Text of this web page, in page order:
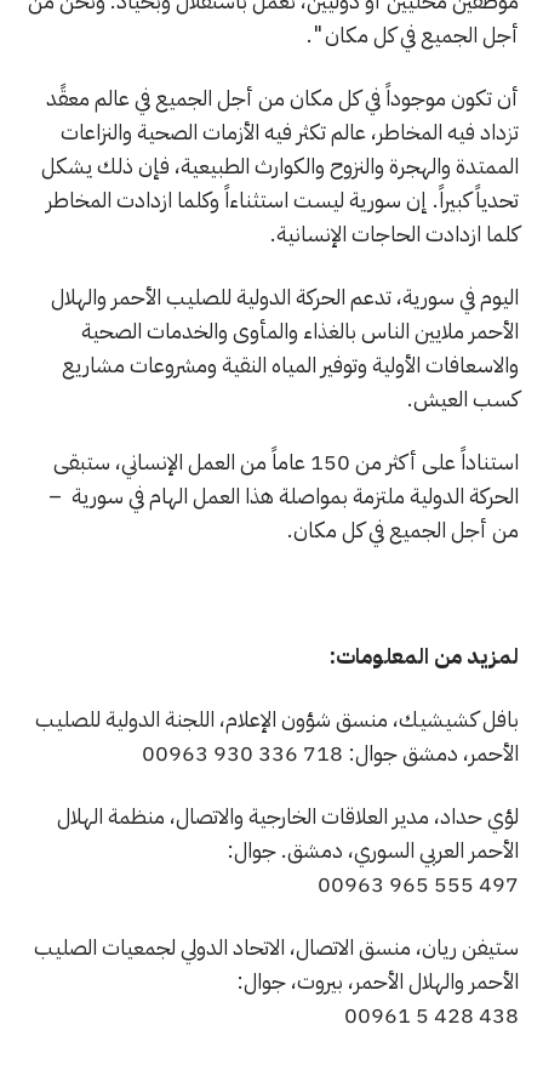
أجل الجميع في كل مكان ".
أن تكون موجوداً في كل مكان من أجل الجميع في عالم معقًد
تزداد فيه المخاطر، عالم تكثر فيه الأزمات الصحية والنزاعات
الممتدة والهجرة والنزوح والكوارث الطبيعية، فإن ذلك يشكل
تحدياً كبيراً. إن سورية ليست استثناءاً وكلما ازدادت المخاطر
كلما ازدادت الحاجات الإنسانية.
اليوم في سورية، تدعم الحركة الدولية للصليب الأحمر والهلال
الأحمر ملايين الناس بالغذاء والمأوى والخدمات الصحية
والاسعافات الأولية وتوفير المياه النقية ومشروعات مشاريع
كسب العيش.
استناداً على أكثر من 150 عاماً من العمل الإنساني، ستبقى
الحركة الدولية ملتزمة بمواصلة هذا العمل الهام في سورية –
من أجل الجميع في كل مكان.
لمزيد من المعلومات:
بافل كشيشيك، منسق شؤون الإعلام، اللجنة الدولية للصليب
الأحمر، دمشق جوال: 718 336 930 00963
لؤي حداد، مدير العلاقات الخارجية والاتصال، منظمة الهلال
الأحمر العربي السوري، دمشق. جوال:
497 555 965 00963
ستيفن ريان، منسق الاتصال، الاتحاد الدولي لجمعيات الصليب
الأحمر والهلال الأحمر، بيروت، جوال:
438 428 5 00961